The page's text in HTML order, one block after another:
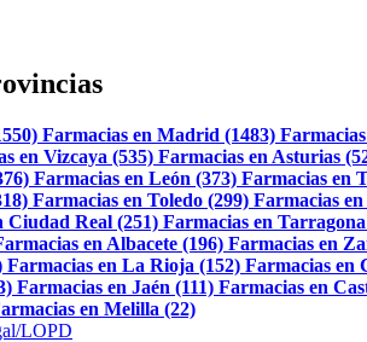
Farmacias en Madrid (1483)
en Vizcaya (535) Farmacias en Asturias
Farmacias en León (373) Farmacias en
Farmacias en Toledo (299) Farmacias
Ciudad Real (251) Farmacias en
en Albacete (196) Farmacias en
Farmacias en La Rioja (152) Farmacias en
Farmacias en Jaén (111) Farmacias en
en Melilla (22)
LOPD